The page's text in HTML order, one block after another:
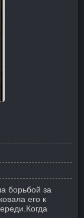
борьбой за
его к
Когда